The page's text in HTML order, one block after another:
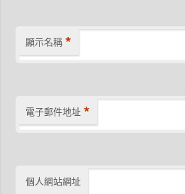
顯示名稱 *
電子郵件地址 *
個人網站網址